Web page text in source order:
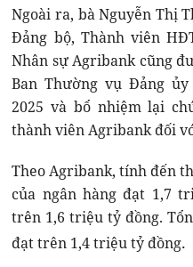
Ngoài ra, bà Nguyễn Thị
Đảng bộ, Thành viên
Nhân sự Agribank cũng
Ban Thường vụ Đảng
2025 và bổ nhiệm lại
thành viên Agribank đối
Theo Agribank, tính đến
của ngân hàng đạt 1,7
trên 1,6 triệu tỷ đồng.
đạt trên 1,4 triệu tỷ đồng.